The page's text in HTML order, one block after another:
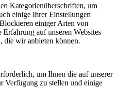
Kategorienüberschriften, um
einige Ihrer Einstellungen
einiger Arten von
auf unseren Websites
die wir anbieten können.
um Ihnen die auf unserer
Verfügung zu stellen und einige